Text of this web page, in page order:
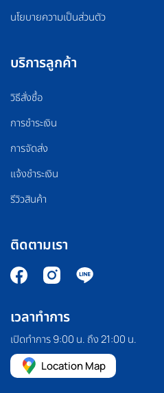
นโยบายความเป็นส่วนตัว
บริการลูกค้า
วิธีสั่งซื้อ
การชำระเงิน
การจัดส่ง
แจ้งชำระเงิน
รีวิวสินค้า
ติดตามเรา
เวลาทำการ
เปิดทำการ 9:00 น. ถึง 21:00 น.
Location Map